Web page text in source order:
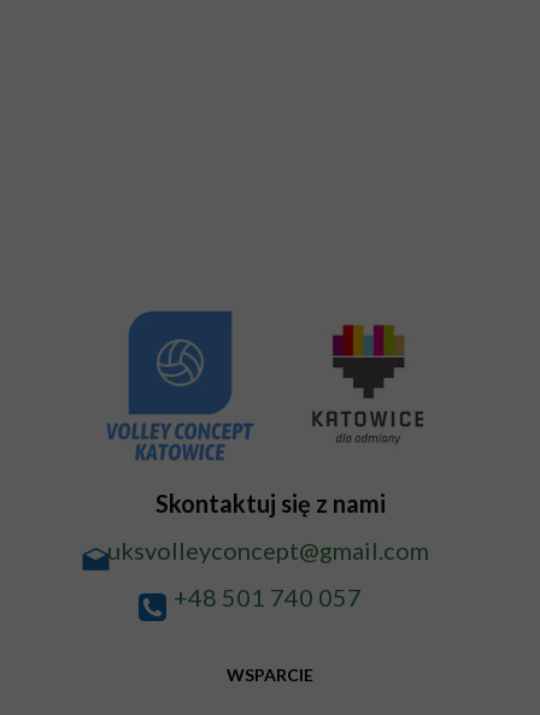
WSPARCIE
Skontaktuj się z nami
uksvolleyconcept@gmail.com
+48 501 740 057